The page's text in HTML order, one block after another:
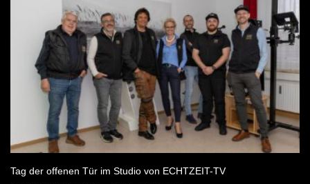
Tag der offenen Tür im Studio von ECHTZEIT-TV